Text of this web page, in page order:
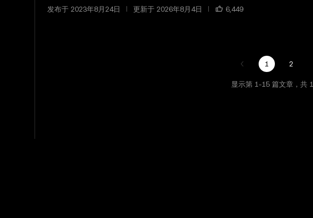
发布于 2023年8月24日 更新于 2026年8月4日 6,449
1 2
显示第 1-15篇文章，共